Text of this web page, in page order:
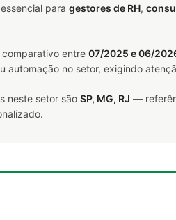
para gestores de RH,
comparativo entre 07/2025 e 06/
no setor, exigindo
neste setor são SP, MG, RJ —